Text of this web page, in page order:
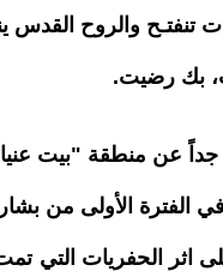
تنفتـح والروح القدس
بك رضيت.
عن منطقة "بيت عنيا
الفترة الأولى من
الحفريات التي